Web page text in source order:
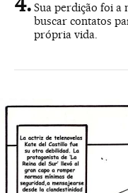
Sua perdição foi a
buscar contatos
própria vida.